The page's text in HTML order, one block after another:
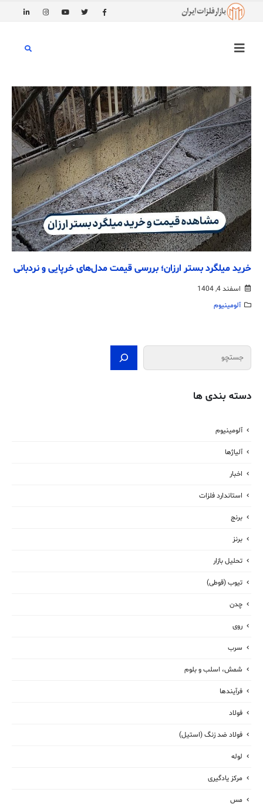
خرید میلگرد بستر ارزان؛ بررسی قیمت مدل‌های خرپایی و نردبانی
اسفند 4, 1404
آلومینیوم
جستجو
دسته بندی ها
آلومینیوم
آلیاژها
اخبار
استاندارد فلزات
برنج
برنز
تحلیل بازار
تیوب (قوطی)
چدن
روی
سرب
شمش، اسلب و بلوم
فرآیندها
فولاد
فولاد ضد زنگ (استیل)
لوله
مرکز یادگیری
مس